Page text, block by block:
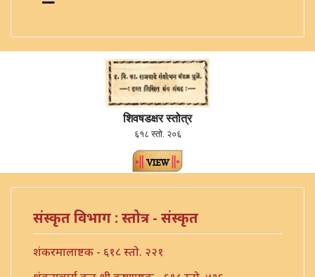
शिवषडक्षर स्तोत्र
६१८ स्तो. २०६
संस्कृत विभाग : स्तोत्र - संस्कृत
शंकरमालाष्टक - ६१८ स्तो. २२१